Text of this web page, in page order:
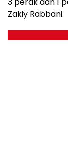
Zakiy Rabbani.